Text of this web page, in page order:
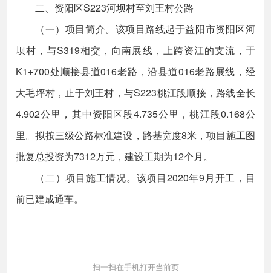
二、资阳区S223河坝村至刘王村公路
（一）项目简介。该项目路线起于益阳市资阳区河
坝村，与S319相交，向南展线，上跨资江的支流，于
K1+700处顺接县道016老路，沿县道016老路展线，经
大毛坪村，止于刘王村，与S223桃江段顺接，路线全长
4.902公里，其中资阳区段4.735公里，桃江段0.168公
里。拟按三级公路标准建设，路基宽度8米，项目施工图
批复总投资为7312万元，建设工期为12个月。
（二）项目施工情况。该项目2020年9月开工，目
前已建成通车。
扫一扫在手机打开当前页